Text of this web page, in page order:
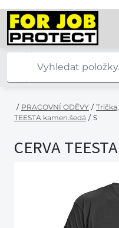
/ PRACOVNÍ ODĚVY /
TEESTA kamen.šedá / S
CERVA